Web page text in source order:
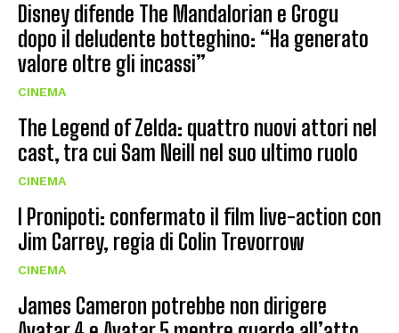
Disney difende The Mandalorian e Grogu
dopo il deludente botteghino: “Ha generato
valore oltre gli incassi”
CINEMA
The Legend of Zelda: quattro nuovi attori nel
cast, tra cui Sam Neill nel suo ultimo ruolo
CINEMA
I Pronipoti: confermato il film live-action con
Jim Carrey, regia di Colin Trevorrow
CINEMA
James Cameron potrebbe non dirigere